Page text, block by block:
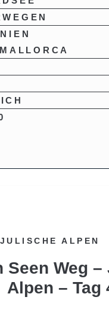
MALLORCA
JULISCHE ALPEN
Seen Weg
Alpen – Tag